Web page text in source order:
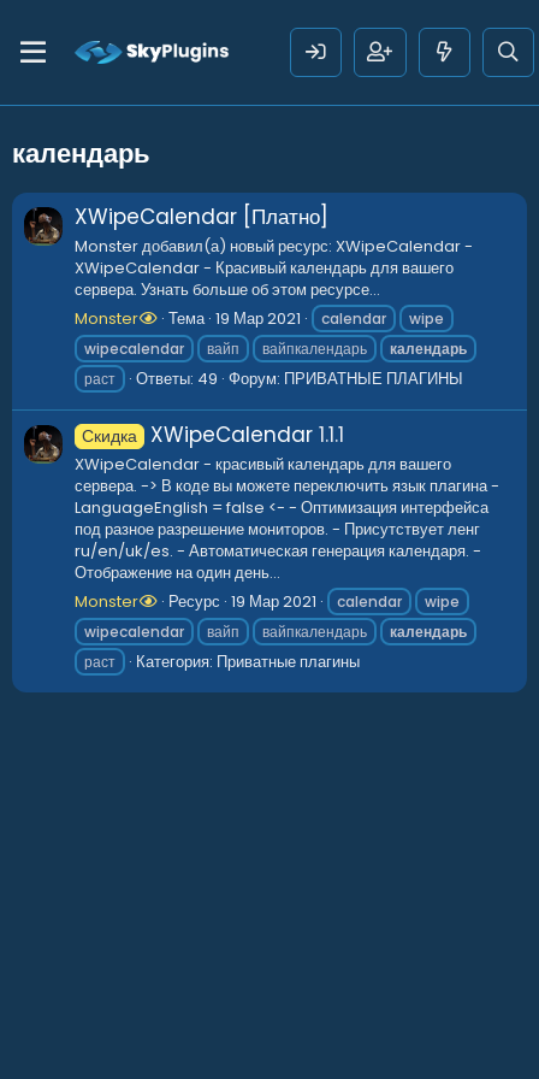
календарь
XWipeCalendar [Платно]
Monster добавил(а) новый ресурс: XWipeCalendar -
XWipeCalendar - Красивый календарь для вашего
сервера. Узнать больше об этом ресурсе...
Monster
Тема 19 Мар 2021 calendar
wipe
wipecalendar
вайп вайпкалендарь
календарь
раст
Ответы: 49 Форум: ПРИВАТНЫЕ ПЛАГИНЫ
Скидка XWipeCalendar 1.1.1
XWipeCalendar - красивый календарь для вашего
сервера. -> В коде вы можете переключить язык плагина -
LanguageEnglish = false <- - Оптимизация интерфейса
под разное разрешение мониторов. - Присутствует ленг
ru/en/uk/es. - Автоматическая генерация календаря. -
Отображение на один день...
Monster
Ресурс 19 Мар 2021 calendar
wipe
wipecalendar
вайп вайпкалендарь
календарь
раст
Категория: Приватные плагины